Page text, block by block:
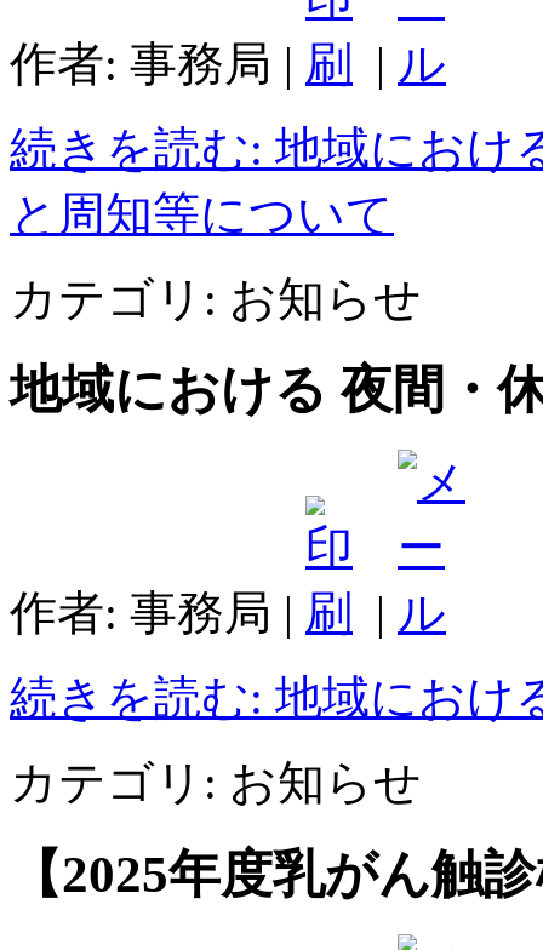
作者: 事務局 |
|
続きを読む: 地域におけ
と周知等について
カテゴリ: お知らせ
地域における 夜間・
作者: 事務局 |
|
続きを読む: 地域におけ
カテゴリ: お知らせ
【2025年度乳がん触